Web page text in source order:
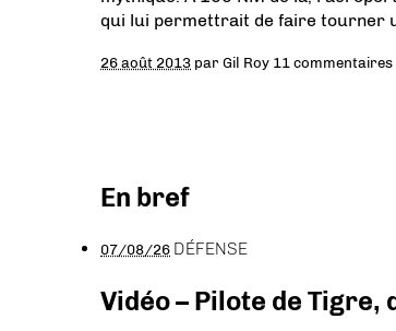
qui lui permettrait de faire tourner
26 août 2013 parGil Roy 11 commentaires
En bref
07/08/26 DÉFENSE
Vidéo – Pilote de